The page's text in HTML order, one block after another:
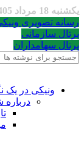
یکشنبه 18 مرداد 1405 3:07 ق.ظ
رسانه تصویری
پرتال سازمانی
پرتال سهامداران
ونیکی در یک